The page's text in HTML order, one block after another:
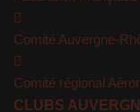
Comité Auvergne-
Comité régional
CLUBS